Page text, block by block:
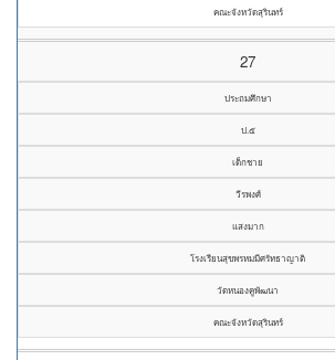
คณะจังหวัดสุรินทร์
27
ประถมศึกษา
ป.๕
เด็กชาย
วีรพงศ์
แสงมาก
โรงเรียนสุขพรหมมีศรัทธาญาติ
วัดหนองคูพัฒนา
คณะจังหวัดสุรินทร์